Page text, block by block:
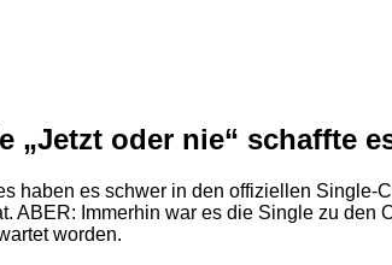
„Jetzt oder nie“ schaffte
haben es schwer in den offiziellen Single-
ABER: Immerhin war es die Single zu
worden.